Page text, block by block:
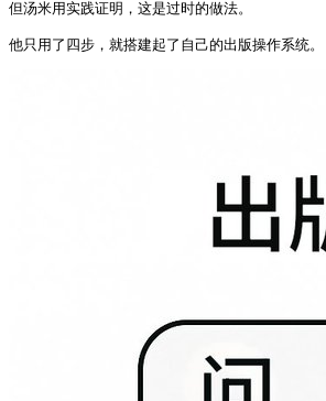
但汤米用实践证明，这是过时的做法。
他只用了四步，就搭建起了自己的出版操作系统。